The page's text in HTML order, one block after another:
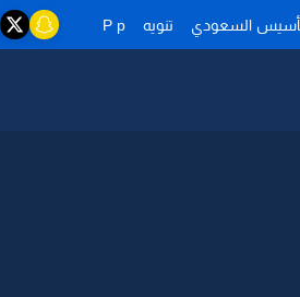
السعودي تنويه P p